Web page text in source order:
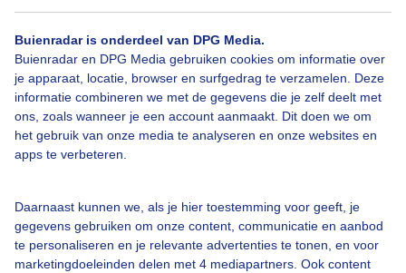
Buienradar is onderdeel van DPG Media.
Buienradar en DPG Media gebruiken cookies om informatie over
je apparaat, locatie, browser en surfgedrag te verzamelen. Deze
informatie combineren we met de gegevens die je zelf deelt met
ons, zoals wanneer je een account aanmaakt. Dit doen we om
het gebruik van onze media te analyseren en onze websites en
apps te verbeteren.
Daarnaast kunnen we, als je hier toestemming voor geeft, je
gegevens gebruiken om onze content, communicatie en aanbod
te personaliseren en je relevante advertenties te tonen, en voor
marketingdoeleinden delen met 4 mediapartners. Ook content
Minderblauw Meerbewolkt Wolken
Bekijk slideshow
Een moment geduld aub...